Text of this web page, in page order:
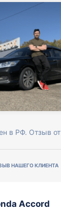
в РФ. Отзыв
НАШЕГО КЛИЕНТА
Accord